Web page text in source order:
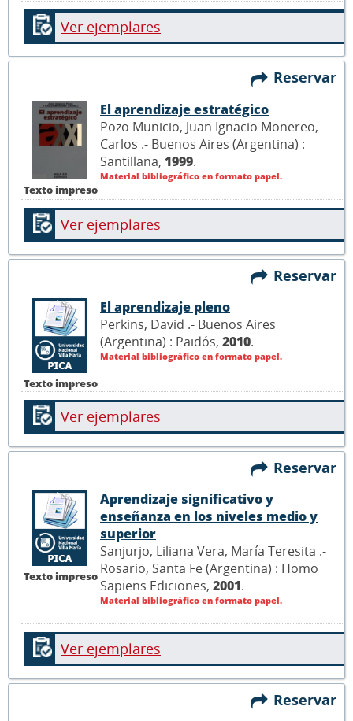
Ver ejemplares
Reservar
Texto impreso
El aprendizaje estratégico
Pozo Municio, Juan Ignacio Monereo,
Carlos .- Buenos Aires (Argentina) :
Santillana, 1999.
Material bibliográfico en formato papel.
Ver ejemplares
Reservar
Texto impreso
El aprendizaje pleno
Perkins, David .- Buenos Aires
(Argentina) : Paidós, 2010.
Material bibliográfico en formato papel.
Ver ejemplares
Reservar
Texto impreso
Aprendizaje significativo y
enseñanza en los niveles medio y
superior
Sanjurjo, Liliana Vera, María Teresita .-
Rosario, Santa Fe (Argentina) : Homo
Sapiens Ediciones, 2001.
Material bibliográfico en formato papel.
Ver ejemplares
Reservar